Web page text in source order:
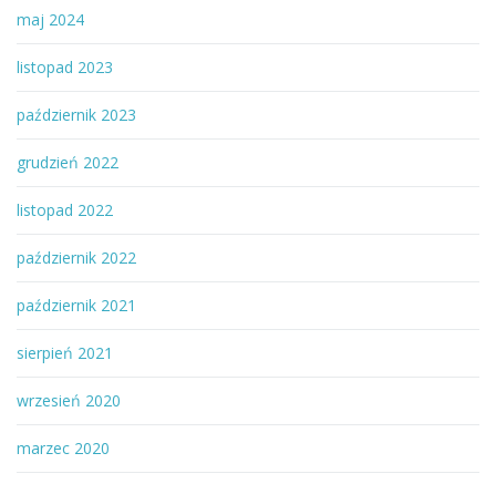
maj 2024
listopad 2023
październik 2023
grudzień 2022
listopad 2022
październik 2022
październik 2021
sierpień 2021
wrzesień 2020
marzec 2020